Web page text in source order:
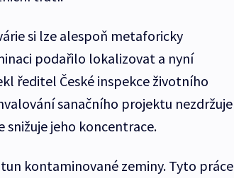
si lze alespoň metaforicky
podařilo lokalizovat a nyní
ředitel České inspekce životního
sanačního projektu nezdržuje
snižuje jeho koncentrace.
kontaminované zeminy. Tyto práce